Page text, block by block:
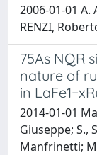
2006-01-01 A.
RENZI,
75As NQR
nature of
in
2014-01-01
Giuseppe; S.,
Manfrinetti;